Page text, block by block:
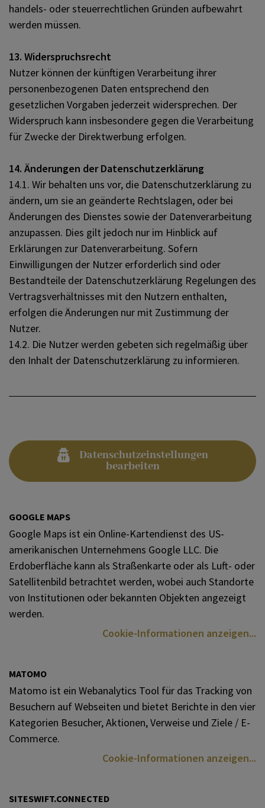
handels- oder steuerrechtlichen Gründen aufbewahrt
werden müssen.
13. Widerspruchsrecht
Nutzer können der künftigen Verarbeitung ihrer
personenbezogenen Daten entsprechend den
gesetzlichen Vorgaben jederzeit widersprechen. Der
Widerspruch kann insbesondere gegen die Verarbeitung
für Zwecke der Direktwerbung erfolgen.
14. Änderungen der Datenschutzerklärung
14.1. Wir behalten uns vor, die Datenschutzerklärung zu
ändern, um sie an geänderte Rechtslagen, oder bei
Änderungen des Dienstes sowie der Datenverarbeitung
anzupassen. Dies gilt jedoch nur im Hinblick auf
Erklärungen zur Datenverarbeitung. Sofern
Einwilligungen der Nutzer erforderlich sind oder
Bestandteile der Datenschutzerklärung Regelungen des
Vertragsverhältnisses mit den Nutzern enthalten,
erfolgen die Änderungen nur mit Zustimmung der
Nutzer.
14.2. Die Nutzer werden gebeten sich regelmäßig über
den Inhalt der Datenschutzerklärung zu informieren.
Datenschutzeinstellungen
bearbeiten
GOOGLE MAPS
Google Maps ist ein Online-Kartendienst des US-
amerikanischen Unternehmens Google LLC. Die
Erdoberfläche kann als Straßenkarte oder als Luft- oder
Satellitenbild betrachtet werden, wobei auch Standorte
von Institutionen oder bekannten Objekten angezeigt
werden.
Cookie-Informationen anzeigen
MATOMO
Matomo ist ein Webanalytics Tool für das Tracking von
Besuchern auf Webseiten und bietet Berichte in den vier
Kategorien Besucher, Aktionen, Verweise und Ziele / E-
Commerce.
Cookie-Informationen anzeigen
SITESWIFT.CONNECTED